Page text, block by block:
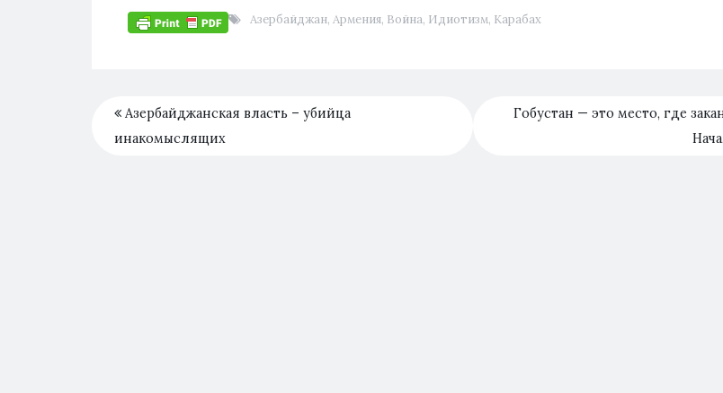
Азербайджан, Армения, Война, Идиотизм, Карабах
Азербайджанская власть – убийца
инакомыслящих
Гобустан — это место, где